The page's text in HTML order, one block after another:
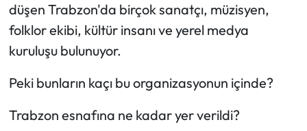
düşen Trabzon'da birçok sanatçı, müzisyen,
folklor ekibi, kültür insanı ve yerel medya
kuruluşu bulunuyor.
Peki bunların kaçı bu organizasyonun içinde?
Trabzon esnafına ne kadar yer verildi?